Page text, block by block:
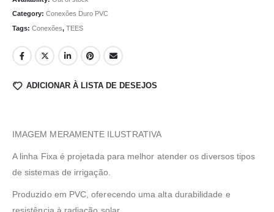
Category: Conexões Duro PVC
Tags: Conexões, TEES
ADICIONAR À LISTA DE DESEJOS
IMAGEM MERAMENTE ILUSTRATIVA
A linha Fixa é projetada para melhor atender os diversos tipos
de sistemas de irrigação.
Produzido em PVC, oferecendo uma alta durabilidade e